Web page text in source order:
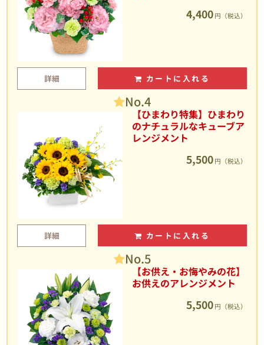
4,400 円（税込）
詳細 カートに入れる
No.4
【ひまわり特集】ひまわり
のナチュラルなキューブア
レンジメント
5,500 円（税込）
詳細 カートに入れる
No.5
【お供え・お悔やみの花】
お供えのアレンジメント
5,500 円（税込）